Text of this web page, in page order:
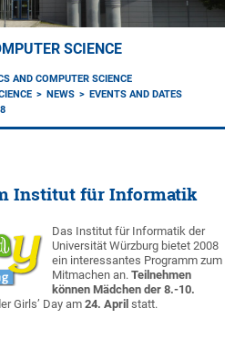
SCIENCE
AND COMPUTER SCIENCE
NEWS
EVENTS AND DATES
Institut für Informatik
Das Institut für Informatik der
Universität Würzburg bietet 2008
ein interessantes Programm zum
Mitmachen an.Teilnehmen
können Mädchen der 8.-10.
Girls’ Day am24. April statt.